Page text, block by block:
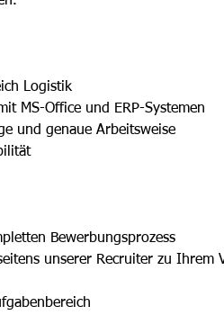
Logistik
MS-Office und ERP-Systemen
und genaue Arbeitsweise
Bewerbungsprozess
unserer Recruiter zu Ihrem